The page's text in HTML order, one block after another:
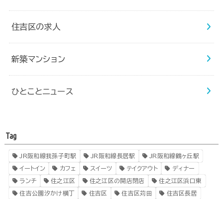
住吉区の求人
新築マンション
ひとことニュース
Tag
JR阪和線我孫子町駅 JR阪和線長居駅 JR阪和線鶴ヶ丘駅
イートイン カフェ スイーツ テイクアウト ディナー
ランチ 住之江区 住之江区の開店閉店 住之江区浜口東
住吉公園汐かけ横丁 住吉区 住吉区苅田 住吉区長居